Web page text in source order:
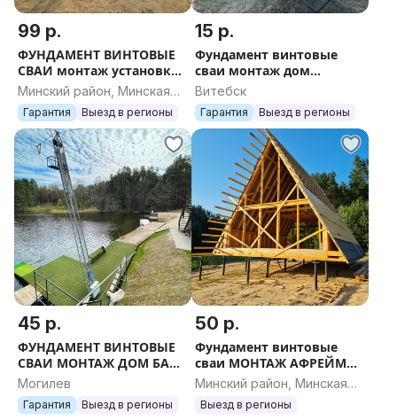
99 р.
ФУНДАМЕНТ ВИНТОВЫЕ
СВАИ монтаж установка
ДОМ СРУБ БАНЯ
КАРКАСНЫЙ АФРЕЙМ
БЕСЕДКА НАВЕС ТЕРРАСА
ЗАБОР
Минский район, Минская
область
Гарантия Выезд в регионы
15 р.
Фундамент винтовые
сваи монтаж дом
коттедж Пирс баня
каркасный афрейм навес
беседка терраса пир
Витебск
Гарантия Выезд в регионы
45 р.
ФУНДАМЕНТ ВИНТОВЫЕ
СВАИ МОНТАЖ ДОМ БАНЯ
ТЕРРАСА БРУС БРЕВНО
ОБВЯЗКА ЗАБОР УЧАСТОК
АФРЕЙМ ШАЛАШ
Могилев
Гарантия Выезд в регионы
50 р.
Фундамент винтовые
сваи МОНТАЖ АФРЕЙМ
Пирс под дом баня пирс
беседка терраса участок
ростверк
Минский район, Минская
область
Выезд в регионы